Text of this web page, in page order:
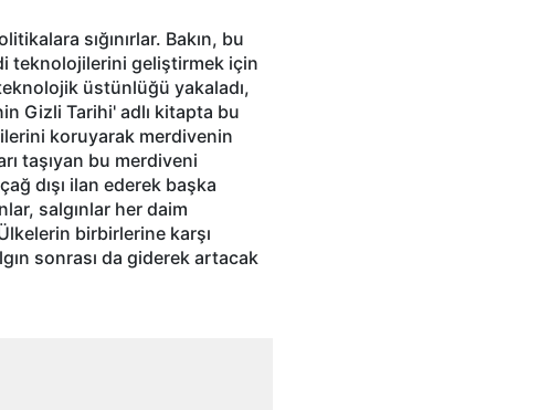
sığınırlar. Bakın, bu
teknolojilerini geliştirmek için
üstünlüğü yakaladı,
Gizli Tarihi' adlı kitapta bu
koruyarak merdivenin
taşıyan bu merdiveni
dışı ilan ederek başka
salgınlar her daim
birbirlerine karşı
sonrası da giderek artacak